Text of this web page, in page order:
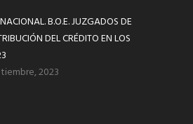
B.O.E. JUZGADOS DE
DEL CRÉDITO EN LOS
2023